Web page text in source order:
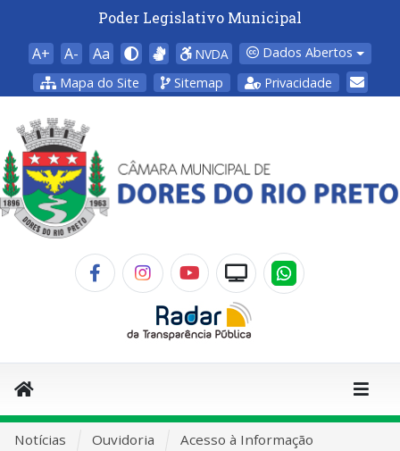
Poder Legislativo Municipal
A+ A- Aa NVDA
Dados Abertos
Mapa do Site
Sitemap Privacidade
Notícias Ouvidoria Acesso à Informação